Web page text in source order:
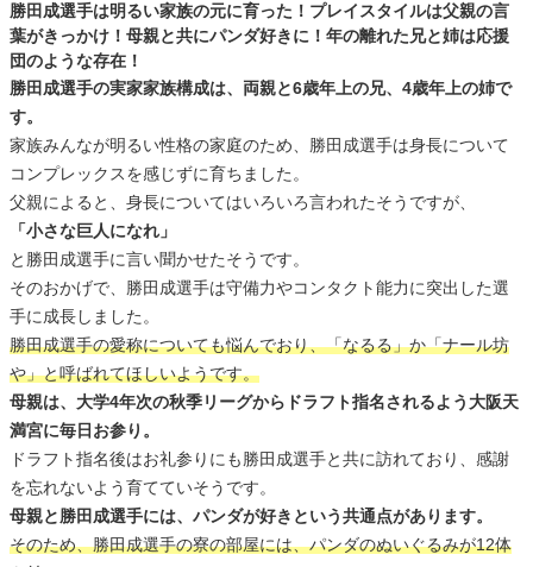
勝田成選手は明るい家族の元に育った！プレイスタイルは父親の言
葉がきっかけ！母親と共にパンダ好きに！年の離れた兄と姉は応援
団のような存在！
勝田成選手の実家家族構成は、両親と6歳年上の兄、4歳年上の姉で
す。
家族みんなが明るい性格の家庭のため、勝田成選手は身長について
コンプレックスを感じずに育ちました。
父親によると、身長についてはいろいろ言われたそうですが、
「小さな巨人になれ」
と勝田成選手に言い聞かせたそうです。
そのおかげで、勝田成選手は守備力やコンタクト能力に突出した選
手に成長しました。
勝田成選手の愛称についても悩んでおり、「なるる」か「ナール坊
や」と呼ばれてほしいようです。
母親は、大学4年次の秋季リーグからドラフト指名されるよう大阪天
満宮に毎日お参り。
ドラフト指名後はお礼参りにも勝田成選手と共に訪れており、感謝
を忘れないよう育てていそうです。
母親と勝田成選手には、パンダが好きという共通点があります。
そのため、勝田成選手の寮の部屋には、パンダのぬいぐるみが12体